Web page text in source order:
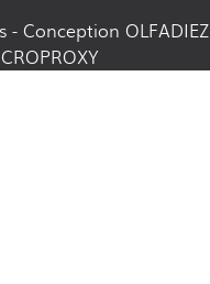
- Conception OLFADIEZ